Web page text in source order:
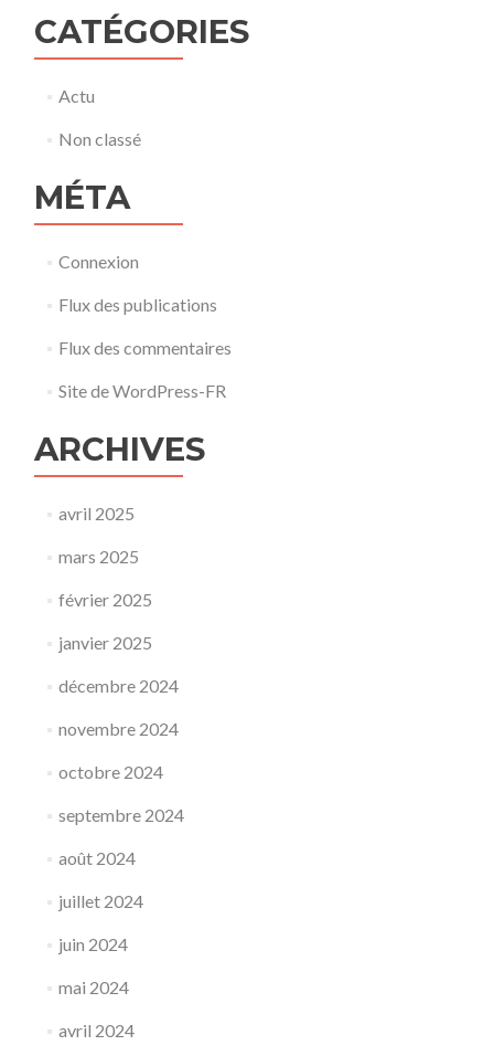
CATÉGORIES
Actu
Non classé
MÉTA
Connexion
Flux des publications
Flux des commentaires
Site de WordPress-FR
ARCHIVES
avril 2025
mars 2025
février 2025
janvier 2025
décembre 2024
novembre 2024
octobre 2024
septembre 2024
août 2024
juillet 2024
juin 2024
mai 2024
avril 2024